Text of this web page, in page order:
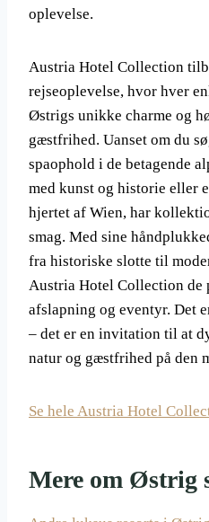
oplevelse.
Austria Hotel Collection
rejseoplevelse, hvor hver
Østrigs unikke charme og
gæstfrihed. Uanset om du
spaophold i de betagende
med kunst og historie eller
hjertet af Wien, har
smag. Med sine
fra historiske slotte til
Austria Hotel Collection de
afslapning og eventyr. Det
– det er en invitation til at
natur og gæstfrihed på den
Se hele Austria Hotel
Mere om Østrig